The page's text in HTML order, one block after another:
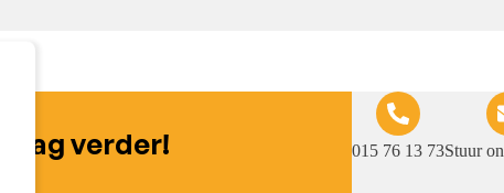
verder! 015 76 13 73Stuur